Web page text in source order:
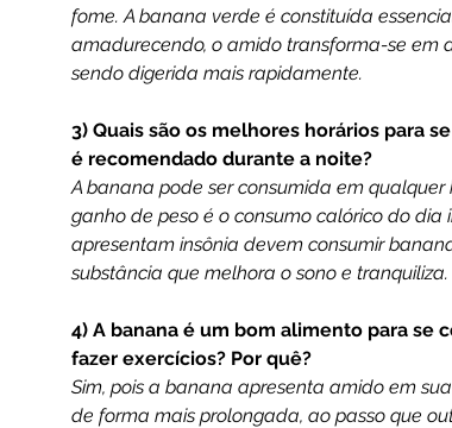
fome. A banana verde é constituída
amadurecendo, o amido transforma-se em
sendo digerida mais rapidamente.
3) Quais são os melhores horários para
é recomendado durante a noite?
A banana pode ser consumida em
ganho de peso é o consumo calórico do dia
apresentam insônia devem consumir
substância que melhora o sono e tranquiliza.
4) A banana é um bom alimento para se
fazer exercícios? Por quê?
Sim, pois a banana apresenta amido em
de forma mais prolongada, ao passo que